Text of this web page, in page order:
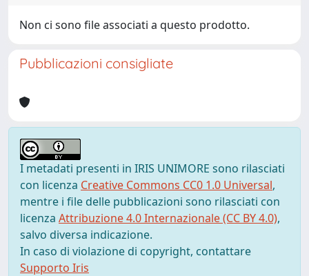
Non ci sono file associati a questo prodotto.
Pubblicazioni consigliate
I metadati presenti in IRIS UNIMORE sono rilasciati
con licenza Creative Commons CC0 1.0 Universal,
mentre i file delle pubblicazioni sono rilasciati con
licenza Attribuzione 4.0 Internazionale (CC BY 4.0),
salvo diversa indicazione.
In caso di violazione di copyright, contattare
Supporto Iris